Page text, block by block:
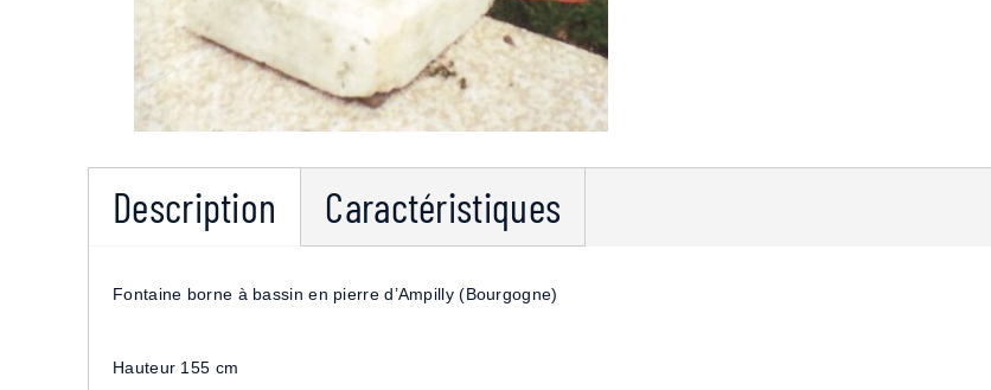
Description Caractéristiques
Fontaine borne à bassin en pierre d’Ampilly (Bourgogne)
Hauteur 155 cm